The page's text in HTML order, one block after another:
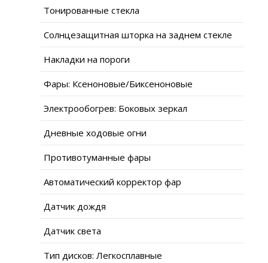
Тонированные стекла
Солнцезащитная шторка на заднем стекле
Накладки на пороги
Фары: Ксеноновые/Биксеноновые
Электрообогрев: Боковых зеркал
Дневные ходовые огни
Противотуманные фары
Автоматический корректор фар
Датчик дождя
Датчик света
Тип дисков: Легкосплавные